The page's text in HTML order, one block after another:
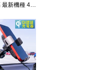
最新機種 4カ
車 正規代
ー保証1年 ド
カメラ 2カ
VANTRUE
赤外線 512
カメラ Wi-Fi
搭載 駐